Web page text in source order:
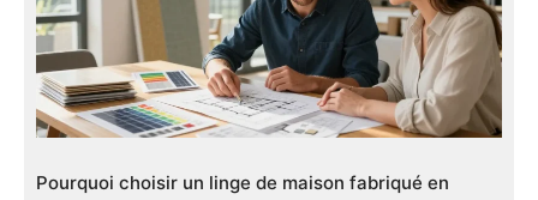
Pourquoi choisir un linge de maison fabriqué en